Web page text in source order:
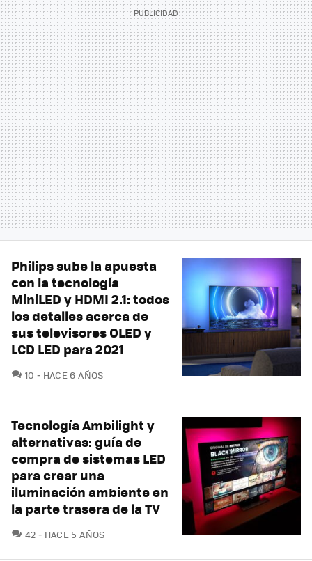
Philips sube la apuesta
con la tecnología
MiniLED y HDMI 2.1: todos
los detalles acerca de
sus televisores OLED y
LCD LED para 2021
10 COMENTARIOS
HACE 6 AÑOS
Tecnología Ambilight y
alternativas: guía de
compra de sistemas LED
para crear una
iluminación ambiente en
la parte trasera de la TV
42 COMENTARIOS
HACE 5 AÑOS